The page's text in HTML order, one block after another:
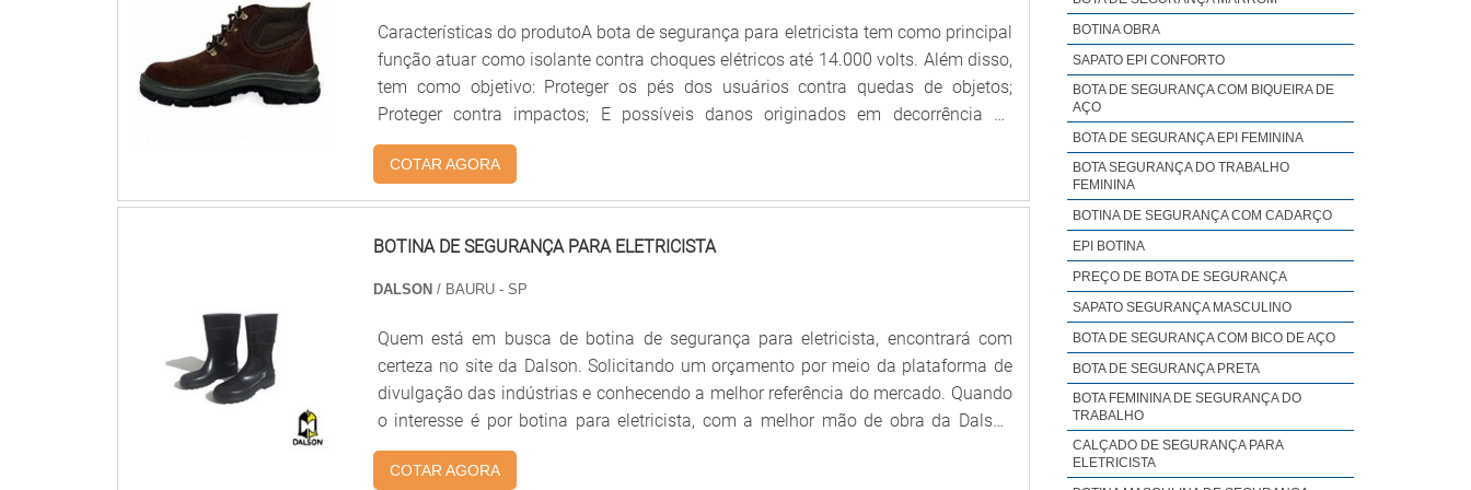
necessidade. A Mega Safety é uma empresa que tem se destacado da
concorrência pela idoneidade em tudo que faz, o que fecha o ciclo de entrega com
excelência para cada cliente....
Características do produtoA bota de segurança para eletricista tem como principal
função atuar como isolante contra choques elétricos até 14.000 volts. Além disso,
tem como objetivo: Proteger os pés dos usuários contra quedas de objetos;
Proteger contra impactos; E possíveis danos originados em decorrência de
acidentes.Esse calçado é fabricado com couro Groupon, tendo uma estrutura
física tipo botina com fechamento em elástico. Apresenta solado injetado
diretamente no cabedal em poliuretano bi d.
COTAR AGORA
BOTINA DE SEGURANÇA PARA ELETRICISTA
DALSON/ BAURU - SP
Quem está em busca de botina de segurança para eletricista, encontrará com
certeza no site da Dalson. Solicitando um orçamento por meio da plataforma de
divulgação das indústrias e conhecendo a melhor referência do mercado. Quando
o interesse é por botina para eletricista, com a melhor mão de obra da Dalson
poderá contar precisão com proteção e prevenção de danos à saúde do
trabalhador.UM POUCO MAIS SOBRE BOTINA DE SEGURANÇA PARA
COTAR AGORA
BOTINA OBRA
SAPATO EPI CONFORTO
BOTA DE SEGURANÇA COM BIQUEIRA DE
AÇO
BOTA DE SEGURANÇA EPI FEMININA
BOTA SEGURANÇA DO TRABALHO
FEMININA
BOTINA DE SEGURANÇA COM CADARÇO
EPI BOTINA
PREÇO DE BOTA DE SEGURANÇA
SAPATO SEGURANÇA MASCULINO
BOTA DE SEGURANÇA COM BICO DE AÇO
BOTA DE SEGURANÇA PRETA
BOTA FEMININA DE SEGURANÇA DO
TRABALHO
CALÇADO DE SEGURANÇA PARA
ELETRICISTA